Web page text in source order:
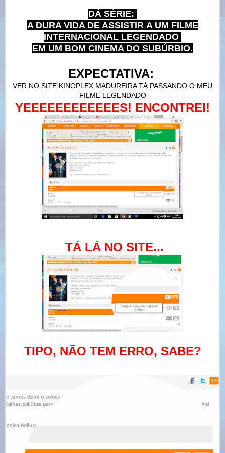
DÁ SÉRIE:
A DURA VIDA DE ASSISTIR A UM FILME
INTERNACIONAL LEGENDADO
EM UM BOM CINEMA DO SUBÚRBIO.
EXPECTATIVA:
VER NO SITE KINOPLEX MADUREIRA TÁ PASSANDO O MEU
FILME LEGENDADO
YEEEEEEEEEEEES! ENCONTREI!
TÁ LÁ NO SITE...
TIPO, NÃO TEM ERRO, SABE?